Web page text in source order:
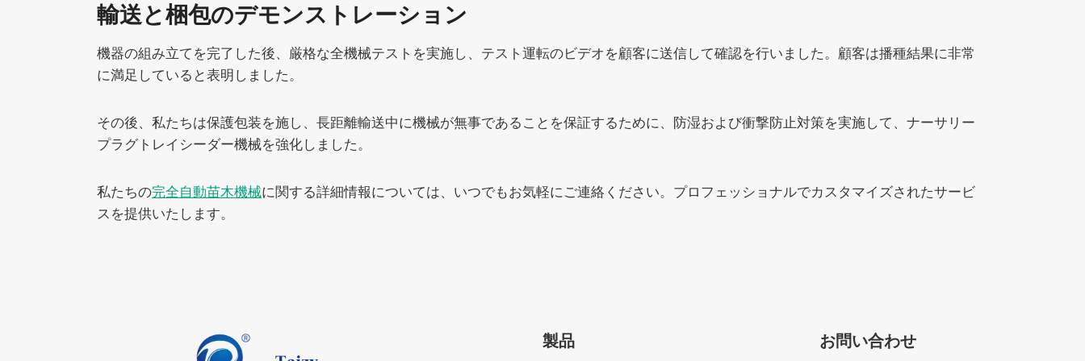
輸送と梱包のデモンストレーション
機器の組み立てを完了した後、厳格な全機械テストを実施し、テスト運転のビデオを顧客に送信して確認を行いました。顧客は播種結果に非常
に満足していると表明しました。
その後、私たちは保護包装を施し、長距離輸送中に機械が無事であることを保証するために、防湿および衝撃防止対策を実施して、ナーサリー
プラグトレイシーダー機械を強化しました。
私たちの完全自動苗木機械に関する詳細情報については、いつでもお気軽にご連絡ください。プロフェッショナルでカスタマイズされたサービ
スを提供いたします。
製品 お問い合わせ